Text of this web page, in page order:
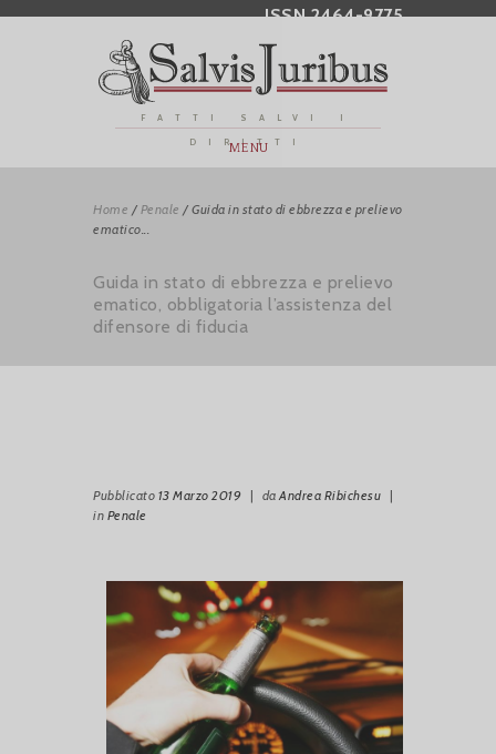
ISSN 2464-9775
FATTI SALVI I
DIRITTI
MENU
Home / Penale / Guida in stato di ebbrezza e prelievo
ematico...
Guida in stato di ebbrezza e prelievo
ematico, obbligatoria l’assistenza del
difensore di fiducia
Pubblicato 13 Marzo 2019 | daAndrea Ribichesu |
in Penale